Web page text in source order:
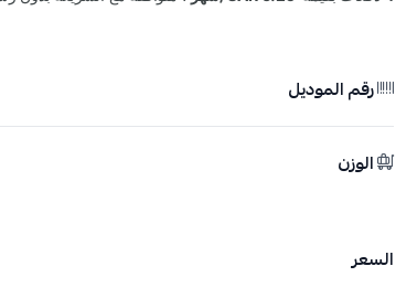
رقم الموديل
الوزن
السعر